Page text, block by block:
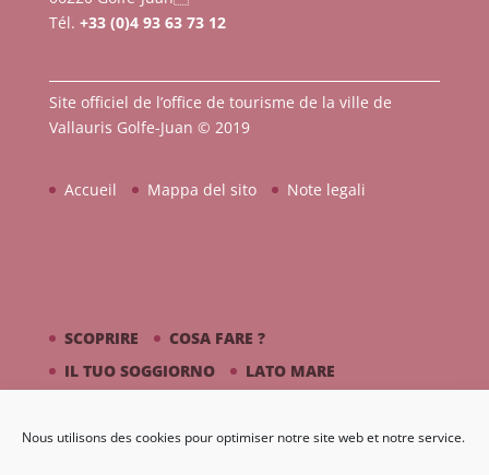
Nous utilisons des cookies pour optimiser notre site web et notre service.
Tél. +33 (0)4 93 63 73 12
Site officiel de l’office de tourisme de la ville de
Vallauris Golfe-Juan © 2019
Accueil Mappa del sito Note legali
SCOPRIRE
COSA FARE ?
IL TUO SOGGIORNO
LATO MARE